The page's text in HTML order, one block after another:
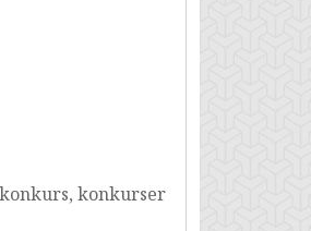
konkurser